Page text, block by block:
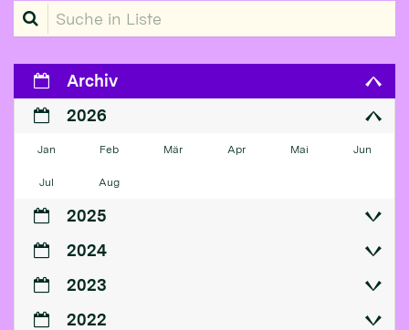
Suche in Liste
Archiv
2026
Jan Feb Mär Apr Mai Jun
Jul Aug
2025
2024
2023
2022